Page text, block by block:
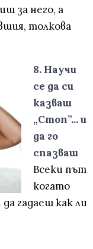
за него, а
толкова
8. Научи
се да си
казваш
„Стоп”... и
да го
спазваш
Всеки път
когато
гадаеш как ли